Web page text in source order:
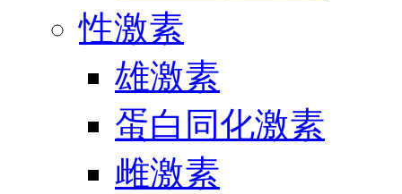
性激素
雄激素
蛋白同化激素
雌激素